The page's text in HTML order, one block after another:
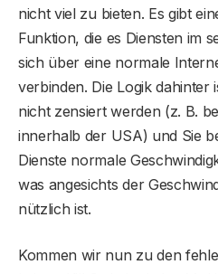
nicht viel zu bieten. Es gibt
Funktion, die es Diensten im
sich über eine normale
verbinden. Die Logik dahinter
nicht zensiert werden (z. B.
innerhalb der USA) und Sie
Dienste normale
was angesichts der
nützlich ist.
Kommen wir nun zu den